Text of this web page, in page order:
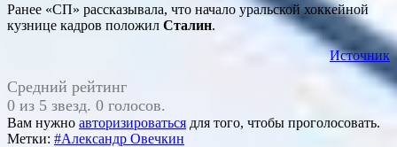
Ранее «СП» рассказывала, что начало уральской хоккейной
кузнице кадров положил Сталин.
Источник
Средний рейтинг
0 из 5 звезд. 0 голосов.
Вам нужно авторизироваться для того, чтобы проголосовать.
Метки: #Александр Овечкин